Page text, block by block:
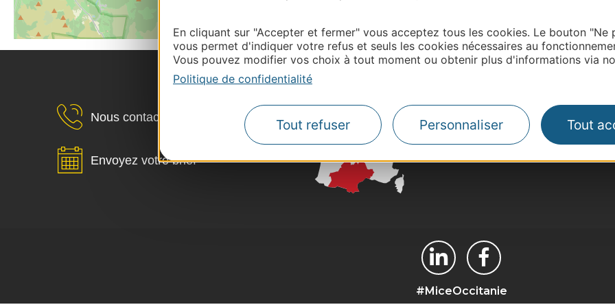
En cliquant sur "Accepter et fermer" vous acceptez tous les cookies. Le bouton "Ne
vous permet d'indiquer votre refus et seuls les cookies nécessaires au
Vous pouvez modifier vos choix à tout moment ou obtenir plus d'informations via
Politique de confidentialité
Tout refuser Personnaliser Tout
Leaflet| Map data ©OpenStreetMap contributors
Nous contacter
Envoyez votre brief
Pros
Presse et influence
#MiceOccitanie